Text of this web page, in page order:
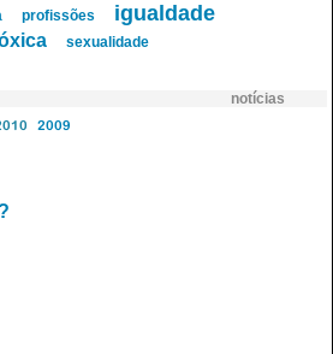
profissões igualdade
sexualidade
notícias
2009